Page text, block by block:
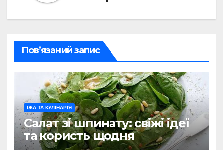
Пов’язаний запис
ЇЖА ТА КУЛІНАРІЯ
Салат зі шпинату: свіжі ідеї
та користь щодня